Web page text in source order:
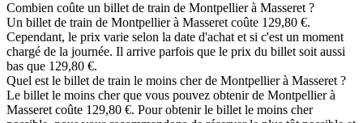
Combien coûte un billet de train de Montpellier à Masseret ?
Un billet de train de Montpellier à Masseret coûte 129,80 €.
Cependant, le prix varie selon la date d'achat et si c'est un moment
chargé de la journée. Il arrive parfois que le prix du billet soit aussi
bas que 129,80 €.
Quel est le billet de train le moins cher de Montpellier à Masseret ?
Le billet le moins cher que vous pouvez obtenir de Montpellier à
Masseret coûte 129,80 €. Pour obtenir le billet le moins cher